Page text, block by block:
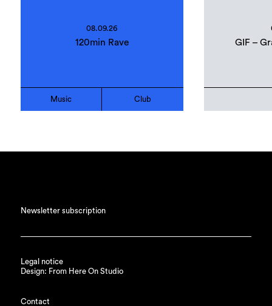
08.09.26
120min Rave
Music Club
GIF –
Newsletter subscription
Legal notice
Design: From Here On Studio
Contact